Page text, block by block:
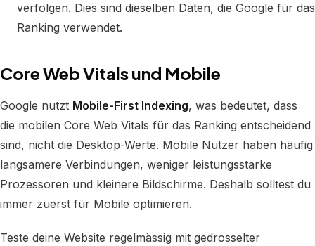
verfolgen. Dies sind dieselben Daten, die Google für das
Ranking verwendet.
Core Web Vitals und Mobile
Google nutzt Mobile-First Indexing, was bedeutet, dass
die mobilen Core Web Vitals für das Ranking entscheidend
sind, nicht die Desktop-Werte. Mobile Nutzer haben häufig
langsamere Verbindungen, weniger leistungsstarke
Prozessoren und kleinere Bildschirme. Deshalb solltest du
immer zuerst für Mobile optimieren.
Teste deine Website regelmässig mit gedrosselter